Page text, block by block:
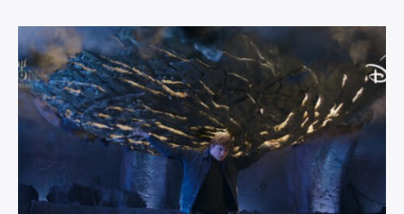
Rechercher
: